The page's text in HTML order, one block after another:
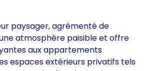
paysager, agrémenté de
atmosphère paisible et offre
aux appartements
espaces extérieurs privatifs tels